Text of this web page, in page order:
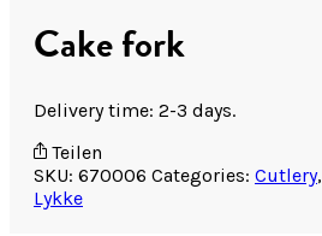
Cake fork
Delivery time: 2-3 days.
Teilen
SKU: 670006 Categories: Cutlery,
Lykke